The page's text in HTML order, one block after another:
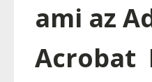
ami az
Acrobat